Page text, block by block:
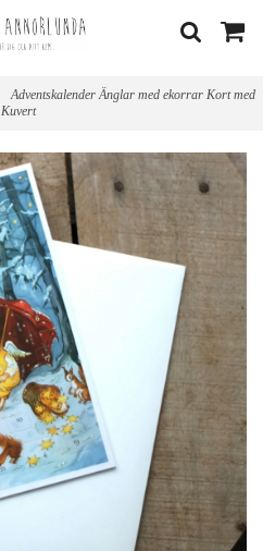
Adventskalender Änglar med ekorrar Kort med
Kuvert